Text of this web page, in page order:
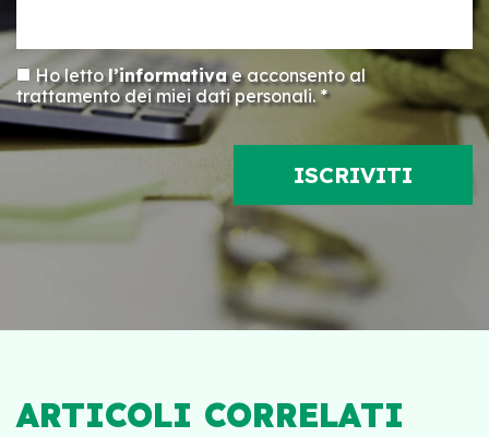
Ho lettol’informativae acconsento al
trattamento dei miei dati personali. *
ARTICOLI CORRELATI